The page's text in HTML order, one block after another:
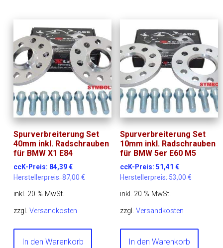
Spurverbreiterung Set
40mm inkl. Radschrauben
für BMW X1 E84
ccK-Preis: 84,39€
Herstellerpreis:87,00€
inkl. 20 % MwSt.
zzgl.Versandkosten
In den Warenkorb
Spurverbreiterung Set
10mm inkl. Radschrauben
für BMW 5er E60 M5
ccK-Preis: 51,41 €
Herstellerpreis:53,00€
inkl. 20 % MwSt.
zzgl. Versandkosten
In den Warenkorb